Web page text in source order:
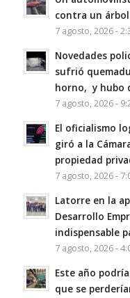
contra un
7 agosto, 2026 -
Novedades
sufrió
horno, y hubo
7 agosto, 2026 -
El oficialismo
giró a la
propiedad
7 agosto, 2026 -
Latorre en la
Desarrollo
indispensable
7 agosto, 2026 -
Este año
que se